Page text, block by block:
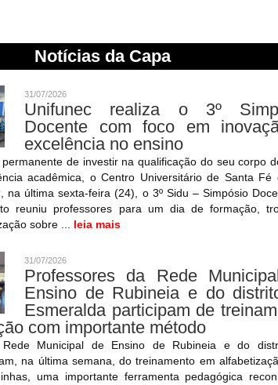
Notícias da Capa
31/07/2026
Unifunec realiza o 3º
Docente com foco em
excelência no ensino
de investir na qualificação do seu corpo
acadêmica, o Centro Universitário de Santa Fé
na última sexta-feira (24), o 3º Sidu – Simpósio
reuniu professores para um dia de formação,
sobre ... leia mais
31/07/2026
Professores da Rede
Ensino de Rubineia e do
Esmeralda participam de
com importante método
Municipal de Ensino de Rubineia e do
na última semana, do treinamento em
uma importante ferramenta pedagógica